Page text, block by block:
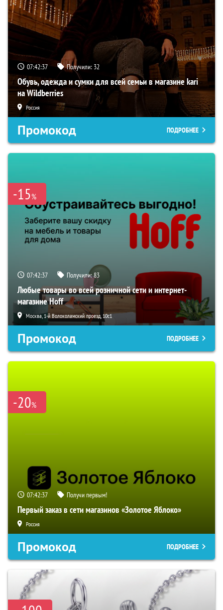
07:42:36 Получили: 32
Обувь, одежда и сумки для всей семьи в магазине kari
на Wildberries
Россия
Промокод ПОДРОБНЕЕ
-15%
07:42:36 Получили:83
Любые товары во всей розничной сети и интернет-
магазине Hoff
Москва, 1-й Волоколамский проезд, 10с1
Промокод ПОДРОБНЕЕ
-20%
07:42:36 Получи первым!
Первый заказ в сети магазинов «Золотое Яблоко»
Россия
Промокод ПОДРОБНЕЕ